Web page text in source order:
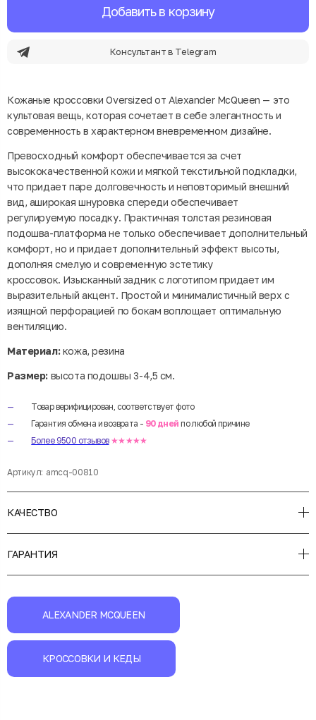
Добавить в корзину
Консультант в Telegram
Кожаные кроссовки Oversized от Alexander McQueen — это
культовая вещь, которая сочетает в себе элегантность и
современность в характерном вневременном дизайне.
Превосходный комфорт обеспечивается за счет
высококачественной кожи и мягкой текстильной подкладки,
что придает паре долговечность и неповторимый внешний
вид, аширокая шнуровка спереди обеспечивает
регулируемую посадку. Практичная толстая резиновая
подошва-платформа не только обеспечивает дополнительный
комфорт, но и придает дополнительный эффект высоты,
дополняя смелую и современную эстетику
кроссовок. Изысканный задник с логотипом придает им
выразительный акцент. Простой и минималистичный верх с
изящной перфорацией по бокам воплощает оптимальную
вентиляцию.
Материал:кожа, резина
Размер: высота подошвы 3-4,5 см.
Товар верифицирован, соответствует фото
Гарантия обмена и возврата - 90 дней по любой причине
Более 9500 отзывов ★★★★★
Артикул: amcq-00810
КАЧЕСТВО
ГАРАНТИЯ
ALEXANDER MCQUEEN
КРОССОВКИ И КЕДЫ